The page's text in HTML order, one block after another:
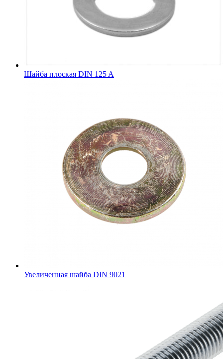
Шайба плоская DIN 125 A
Увеличенная шайба DIN 9021